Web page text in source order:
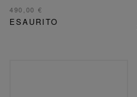
490,00 €
ESAURITO